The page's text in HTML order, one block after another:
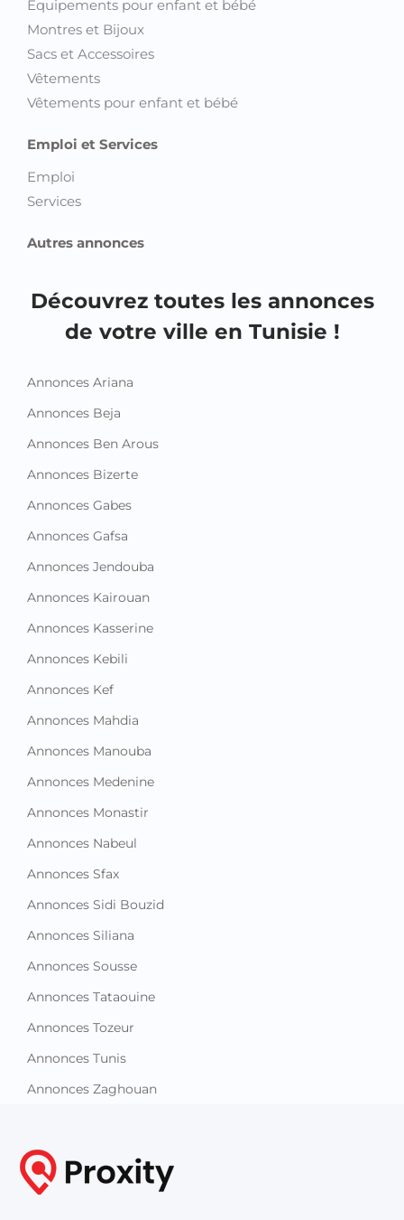
Equipements pour enfant et bébé
Montres et Bijoux
Sacs et Accessoires
Vêtements
Vêtements pour enfant et bébé
Emploi et Services
Emploi
Services
Autres annonces
Découvrez toutes les annonces
de votre ville en Tunisie !
Annonces Ariana
Annonces Beja
Annonces Ben Arous
Annonces Bizerte
Annonces Gabes
Annonces Gafsa
Annonces Jendouba
Annonces Kairouan
Annonces Kasserine
Annonces Kebili
Annonces Kef
Annonces Mahdia
Annonces Manouba
Annonces Medenine
Annonces Monastir
Annonces Nabeul
Annonces Sfax
Annonces Sidi Bouzid
Annonces Siliana
Annonces Sousse
Annonces Tataouine
Annonces Tozeur
Annonces Tunis
Annonces Zaghouan